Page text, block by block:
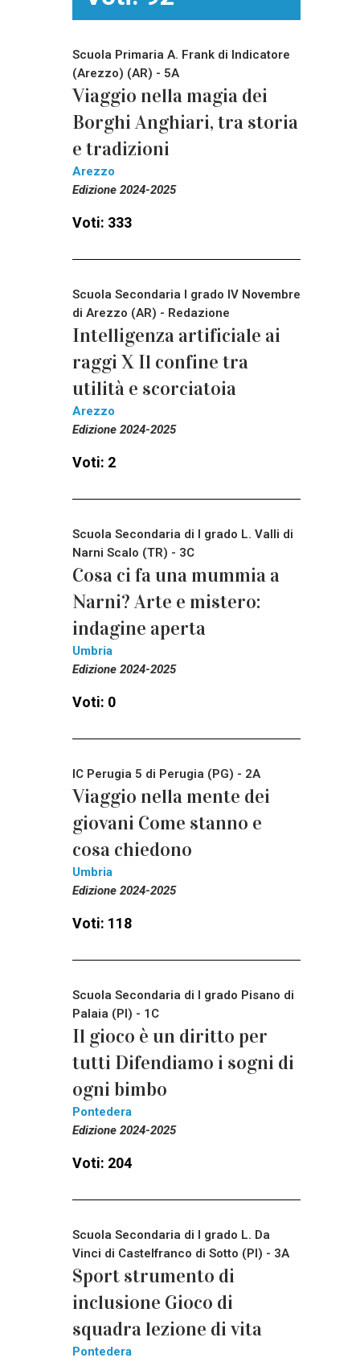
Scuola Primaria A. Frank di Indicatore
(Arezzo) (AR) - 5A
Viaggio nella magia dei
Borghi Anghiari, tra storia
e tradizioni
Arezzo
Edizione 2024-2025
Voti: 333
Scuola Secondaria I grado IV Novembre
di Arezzo (AR) - Redazione
Intelligenza artificiale ai
raggi X Il confine tra
utilità e scorciatoia
Arezzo
Edizione 2024-2025
Voti: 2
Scuola Secondaria di I grado L. Valli di
Narni Scalo (TR) - 3C
Cosa ci fa una mummia a
Narni? Arte e mistero:
indagine aperta
Umbria
Edizione 2024-2025
Voti: 0
IC Perugia 5 di Perugia (PG) - 2A
Viaggio nella mente dei
giovani Come stanno e
cosa chiedono
Umbria
Edizione 2024-2025
Voti: 118
Scuola Secondaria di I grado Pisano di
Palaia (PI) - 1C
Il gioco è un diritto per
tutti Difendiamo i sogni di
ogni bimbo
Pontedera
Edizione 2024-2025
Voti: 204
Scuola Secondaria di I grado L. Da
Vinci di Castelfranco di Sotto (PI) - 3A
Sport strumento di
inclusione Gioco di
squadra lezione di vita
Pontedera